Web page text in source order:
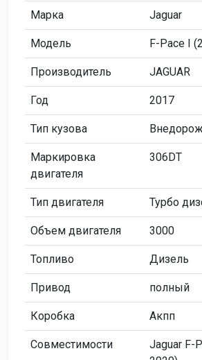
Марка Jaguar
Модель F-Pace I
Производитель JAGUAR
Год 2017
Тип кузова
Маркировка
двигателя
306DT
Тип двигателя Турбо
Объем двигателя 3000
Топливо Дизель
Привод полный
Коробка Акпп
Совместимости
Jaguar F-